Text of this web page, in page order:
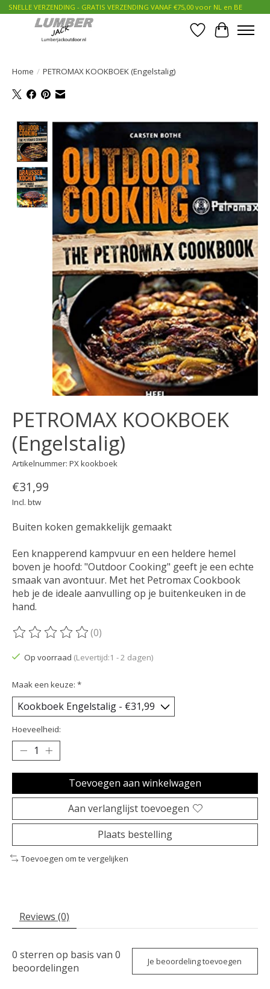
SNELLE VERZENDING - GRATIS VERZENDING VANAF €75,00 voor NL en BE
Verlanglijst
Home / PETROMAX KOOKBOEK (Engelstalig)
Product image slideshow Items
PETROMAX KOOKBOEK
(Engelstalig)
Artikelnummer: PX kookboek
€31,99
Incl. btw
Buiten koken gemakkelijk gemaakt
Een knapperend kampvuur en een heldere hemel
boven je hoofd: "Outdoor Cooking" geeft je een echte
smaak van avontuur. Met het Petromax Cookbook
heb je de ideale aanvulling op je buitenkeuken in de
hand.
De beoordeling van dit product is
(0)
Op voorraad (Levertijd:1 - 2 dagen)
Maak een keuze: *
Hoeveelheid:
Toevoegen aan winkelwagen
Aan verlanglijst toevoegen
Plaats bestelling
Toevoegen om te vergelijken
Reviews (0)
0 sterren op basis van 0
beoordelingen
Je beoordeling toevoegen